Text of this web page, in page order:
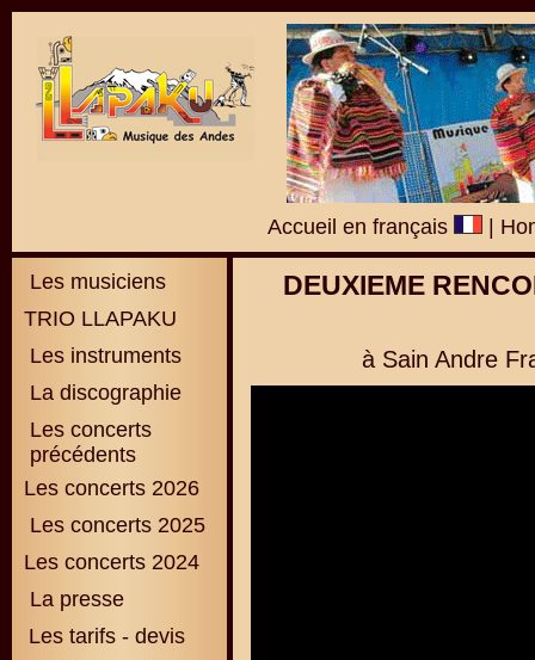
Accueil en français
Les musiciens
TRIO LLAPAKU
Les instruments
La discographie
Les concerts
précédents
Les concerts 2026
Les concerts 2025
Les concerts 2024
La presse
Les tarifs - devis
DEUXIEME
à Sain Andre